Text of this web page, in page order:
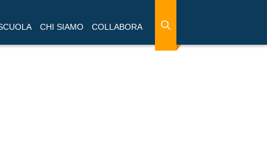
CHI SIAMO COLLABORA